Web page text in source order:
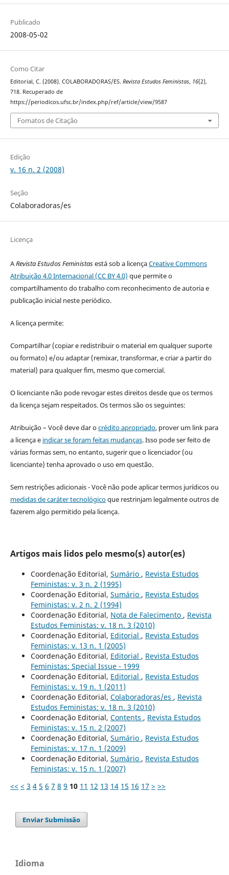
Publicado
2008-05-02
Como Citar
Editorial, C. (2008). COLABORADORAS/ES. Revista Estudos Feministas, 16(2),
718. Recuperado de
https://periodicos.ufsc.br/index.php/ref/article/view/9587
Fomatos de Citação
Edição
v. 16 n. 2 (2008)
Seção
Colaboradoras/es
Licença
ARevista Estudos Feministasestá sob a licençaCreative Commons
Atribuição 4.0 Internacional (CC BY 4.0) que permite o
compartilhamento do trabalho com reconhecimento de autoria e
publicação inicial neste periódico.
A licença permite:
Compartilhar (copiar e redistribuir o material em qualquer suporte
ou formato) e/ou adaptar (remixar, transformar, e criar a partir do
material) para qualquer fim, mesmo que comercial.
O licenciante não pode revogar estes direitos desde que os termos
da licença sejam respeitados. Os termos são os seguintes:
Atribuição – Você deve dar ocrédito apropriado, prover um link para
a licença e indicar se foram feitas mudanças. Isso pode ser feito de
várias formas sem, no entanto, sugerir que o licenciador (ou
licenciante) tenha aprovado o uso em questão.
Sem restrições adicionais - Você não pode aplicar termos jurídicos ou
medidas de caráter tecnológicoque restrinjam legalmente outros de
fazerem algo permitido pela licença.
Artigos mais lidos pelo mesmo(s) autor(es)
Coordenação Editorial, Sumário , Revista Estudos
Feministas: v. 3 n. 2 (1995)
Coordenação Editorial, Sumário , Revista Estudos
Feministas: v. 2 n. 2 (1994)
Coordenação Editorial, Nota de Falecimento , Revista
Estudos Feministas: v. 18 n. 3 (2010)
Coordenação Editorial, Editorial , Revista Estudos
Feministas: v. 13 n. 1 (2005)
Coordenação Editorial, Editorial , Revista Estudos
Feministas: Special Issue - 1999
Coordenação Editorial, Editorial , Revista Estudos
Feministas: v. 19 n. 1 (2011)
Coordenação Editorial, Colaboradoras/es , Revista
Estudos Feministas: v. 18 n. 3 (2010)
Coordenação Editorial, Contents , Revista Estudos
Feministas: v. 15 n. 2 (2007)
Coordenação Editorial, Sumário , Revista Estudos
Feministas: v. 17 n. 1 (2009)
Coordenação Editorial, Sumário , Revista Estudos
Feministas: v. 15 n. 1 (2007)
<< < 3 4 5 6 7 8 9 10 11 12 13 14 15 16 17 > >>
Enviar Submissão
Idioma